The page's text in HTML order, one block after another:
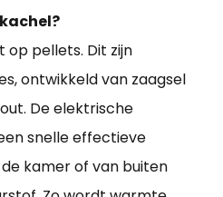
op pellets. Dit zijn
ontwikkeld van zaagsel
De elektrische
snelle effectieve
kamer of van buiten